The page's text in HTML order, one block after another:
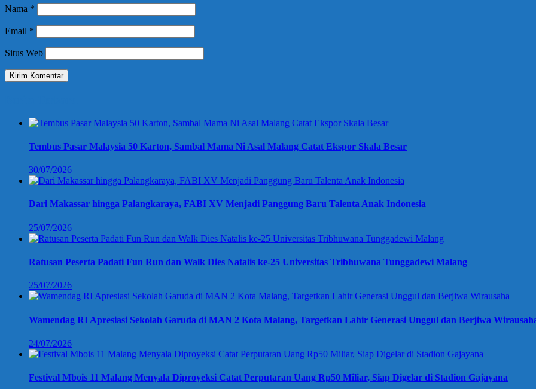
Nama *
Email *
Situs Web
Tembus Pasar Malaysia 50 Karton, Sambal Mama Ni Asal Malang Catat Ekspor Skala Besar
30/07/2026
Dari Makassar hingga Palangkaraya, FABI XV Menjadi Panggung Baru Talenta Anak Indonesia
25/07/2026
Ratusan Peserta Padati Fun Run dan Walk Dies Natalis ke-25 Universitas Tribhuwana Tunggadewi Malang
25/07/2026
Wamendag RI Apresiasi Sekolah Garuda di MAN 2 Kota Malang, Targetkan Lahir Generasi Unggul dan Berjiwa
24/07/2026
Festival Mbois 11 Malang Menyala Diproyeksi Catat Perputaran Uang Rp50 Miliar, Siap Digelar di Stadion Gajayana